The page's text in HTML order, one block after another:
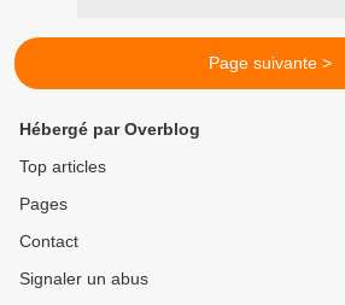
Page suivante >
Hébergé par Overblog
Top articles
Pages
Contact
Signaler un abus